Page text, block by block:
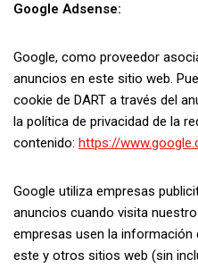
Google Adsense:
Google, como proveedor
anuncios en este sitio web.
cookie de DART a través del
la política de privacidad de la
contenido: https://
Google utiliza empresas
anuncios cuando visita
empresas usen la información
este y otros sitios web (sin